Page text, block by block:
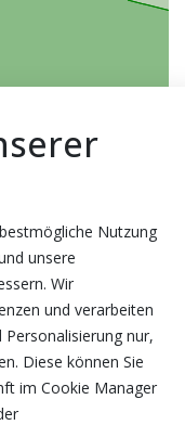
Nutzung
unsere
Wir
und verarbeiten
nur,
Diese können Sie
im Cookie Manager